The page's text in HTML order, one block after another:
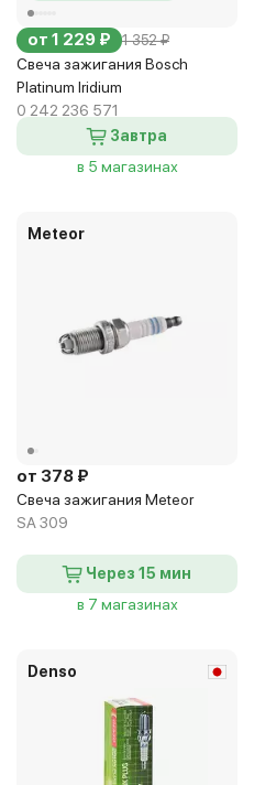
от 1 229 ₽ 1 352 ₽
Свеча зажигания Bosch
Platinum Iridium
0 242 236 571
Завтра
в 5 магазинах
Meteor
от 378 ₽
Свеча зажигания Meteor
SA 309
Через 15 мин
в 7 магазинах
Denso